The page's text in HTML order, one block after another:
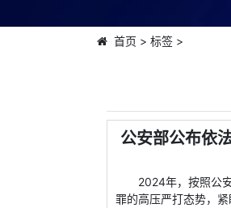
首页 > 标签>
公安部公布依
2024年，按照公
罪的高压严打态势，